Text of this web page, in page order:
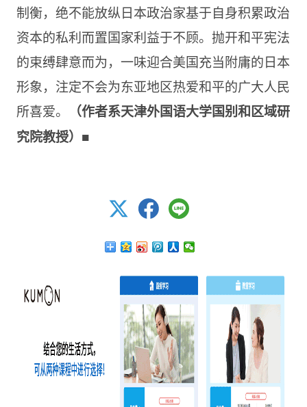
制衡，绝不能放纵日本政治家基于自身积累政治
资本的私利而置国家利益于不顾。抛开和平宪法
的束缚肆意而为，一味迎合美国充当附庸的日本
形象，注定不会为东亚地区热爱和平的广大人民
所喜爱。
（作者系天津外国语大学国别和区域研
究院教授）■